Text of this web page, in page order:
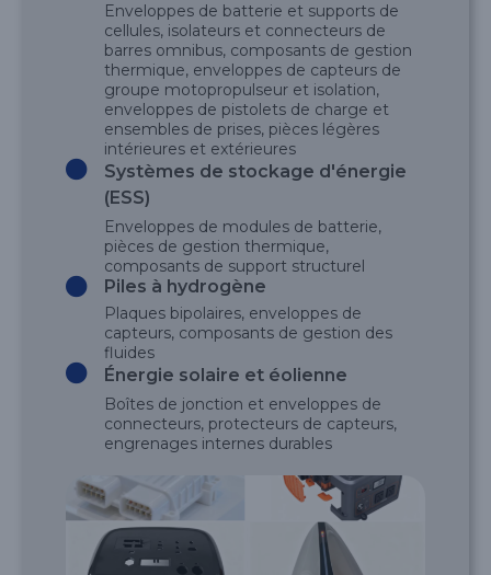
Enveloppes de batterie et supports de
cellules, isolateurs et connecteurs de
barres omnibus, composants de gestion
thermique, enveloppes de capteurs de
groupe motopropulseur et isolation,
enveloppes de pistolets de charge et
ensembles de prises, pièces légères
intérieures et extérieures
Systèmes de stockage d'énergie
(ESS)
Enveloppes de modules de batterie,
pièces de gestion thermique,
composants de support structurel
Piles à hydrogène
Plaques bipolaires, enveloppes de
capteurs, composants de gestion des
fluides
Énergie solaire et éolienne
Boîtes de jonction et enveloppes de
connecteurs, protecteurs de capteurs,
engrenages internes durables